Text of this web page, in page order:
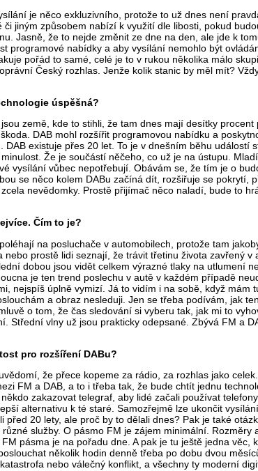
je něco exkluzivního, protože to už dnes není
jiným způsobem nabízí k využití dle libosti, pokud
Jasně, že to nejde změnit ze dne na den, ale jde k
programové nabídky a aby vysílání nemohlo být
pořád to samé, celé je to v rukou několika málo
Český rozhlas. Jenže kolik stanic by měl mít?
úspěšná?
země, kde to stihli, že tam dnes mají desítky
DAB mohl rozšířit programovou nabídku a
existuje přes 20 let. To je v dnešním běhu událostí
Že je součástí něčeho, co už je na ústupu.
vysílání vůbec nepotřebují. Obávám se, že tím je o
se něco kolem DABu začíná dít, rozšiřuje se pokrytí,
nevědomky. Prostě přijímač něco naladí, bude to
Čím to je?
na posluchače v automobilech, protože tam
prostě lidi seznají, že trávit třetinu života zavřený
dobou jsou vidět celkem výrazné tlaky na utlumení
je ten trend poslechu v autě v každém případě
nejspíš úplně vymizí. Já to vidím i na sobě, když mám
a obraz nesleduji. Jen se třeba podívám, jak
o tom, že čas sledování si vyberu tak, jak mi to
vlny už jsou prakticky odepsané. Zbývá FM a
pro rozšíření DABu?
že přece kopeme za rádio, za rozhlas jako
FM a DAB, a to i třeba tak, že bude chtít jednu
zakazovat telegraf, aby lidé začali používat
alternativu k té staré. Samozřejmě lze ukončit
20 lety, ale proč by to dělali dnes? Pak je také
služby. O pásmo FM je zájem minimální.
pásma je na pořadu dne. A pak je tu ještě jedna věc,
několik hodin denně třeba po dobu dvou
nebo válečný konflikt, a všechny ty moderní